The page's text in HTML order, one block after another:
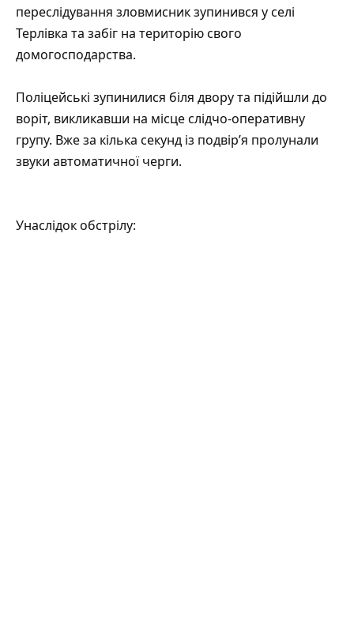
переслідування зловмисник зупинився у селі
Терлівка та забіг на територію свого
домогосподарства.
Поліцейські зупинилися біля двору та підійшли до
воріт, викликавши на місце слідчо-оперативну
групу. Вже за кілька секунд із подвір’я пролунали
звуки автоматичної черги.
Унаслідок обстрілу: